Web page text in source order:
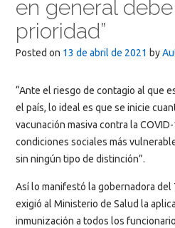
en general
prioridad”
Posted on 13 de abril de 2021 by
“Ante el riesgo de contagio al que
el país, lo ideal es que se inicie
vacunación masiva contra la
condiciones sociales más
sin ningún tipo de distinción”.
Así lo manifestó la gobernadora del
exigió al Ministerio de Salud la
inmunización a todos los